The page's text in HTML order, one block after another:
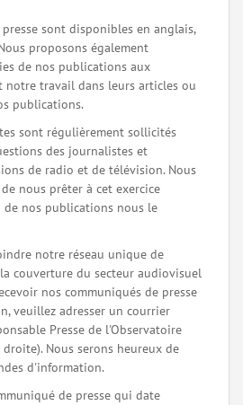
sont disponibles en anglais,
proposons également
de nos publications aux
travail dans leurs articles ou
publications.
sont régulièrement sollicités
des journalistes et
de radio et de télévision. Nous
nous prêter à cet exercice
nos publications nous le
notre réseau unique de
couverture du secteur audiovisuel
nos communiqués de presse
veuillez adresser un courrier
Presse de l'Observatoire
Nous serons heureux de
d'information.
de presse qui date